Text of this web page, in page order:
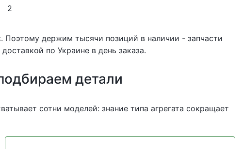
2
Поэтому держим тысячи позиций в наличии - запчасти
по Украине в день заказа.
детали
сотни моделей: знание типа агрегата сокращает